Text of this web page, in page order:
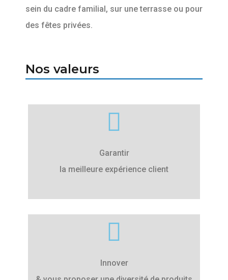
sein du cadre familial, sur une terrasse ou pour
des fêtes privées.
Nos valeurs
Garantir
la meilleure expérience client
Innover